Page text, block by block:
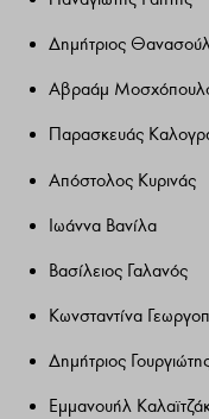
Δημήτριος
Αβραάμ
Παρασκευάς
Απόστολος Κυρινάς
Ιωάννα Βανίλα
Βασίλειος Γαλανός
Κωνσταντίνα
Δημήτριος
Εμμανουήλ